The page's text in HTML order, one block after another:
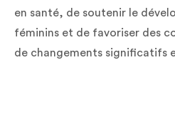
en santé, de soutenir le
féminins et de favoriser des
de changements significatifs